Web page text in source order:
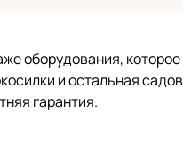
оборудования,
и остальная
гарантия.